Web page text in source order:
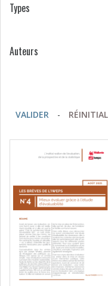
Types
Auteurs
VALIDER -